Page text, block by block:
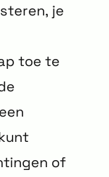
je
toe te
of